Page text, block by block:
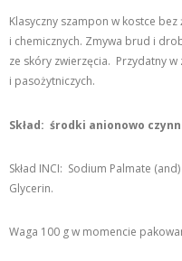
Klasyczny szampon w kostce
i chemicznych. Zmywa brud i
ze skóry zwierzęcia. Przydatny
i pasożytniczych.
Skład: środki anionowo
Skład INCI: Sodium Palmate
Glycerin.
Waga 100 g w momencie